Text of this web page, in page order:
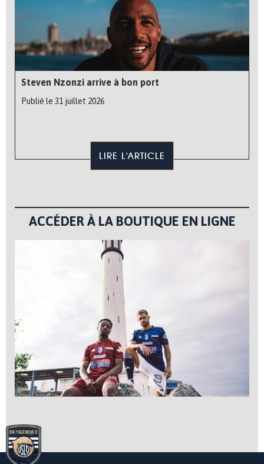
Steven Nzonzi arrive à bon port
Publié le 31 juillet 2026
LIRE L'ARTICLE
ACCÉDER À LA BOUTIQUE EN LIGNE